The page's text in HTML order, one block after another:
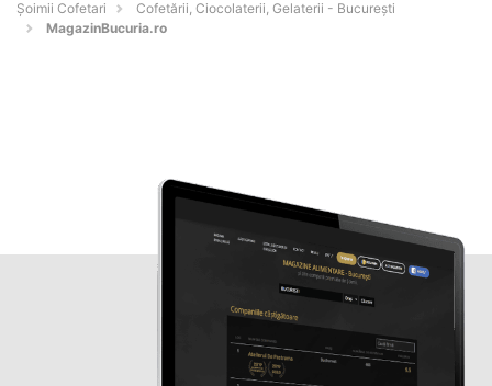
Șoimii Cofetari
Cofetării, Ciocolaterii, Gelaterii - Bucureşti
MagazinBucuria.ro